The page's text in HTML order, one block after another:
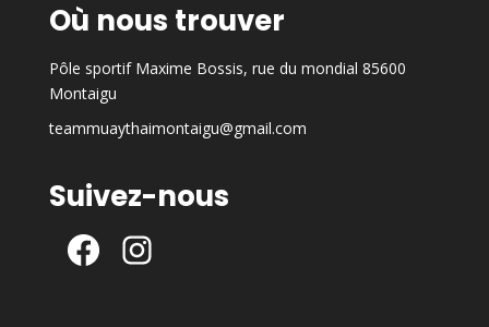
Où nous trouver
Pôle sportif Maxime Bossis, rue du mondial 85600
Montaigu
teammuaythaimontaigu@gmail.com
Suivez-nous
FacebookInstagram